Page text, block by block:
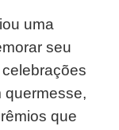
uma
seu
quermesse,
que